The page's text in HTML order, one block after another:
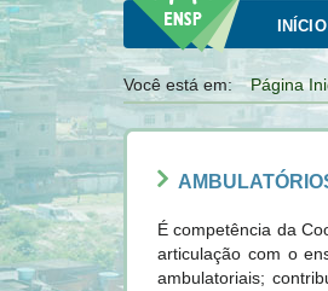
INÍCIO
Você está em: Página
É competência da
articulação com o
ambulatoriais;